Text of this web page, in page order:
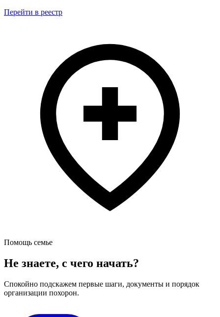
Перейти в реестр
Помощь семье
Не знаете, с чего начать?
Спокойно подскажем первые шаги, документы и порядок
организации похорон.